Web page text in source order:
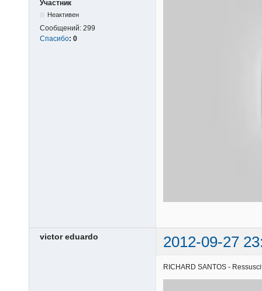
Участник
Неактивен
Сообщений: 299
Спасибо: 0
victor eduardo 2012-09-27
RICHARD SANTOS -